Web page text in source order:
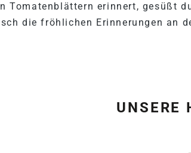
Tomatenblättern erinnert, gesüßt
die fröhlichen Erinnerungen an
UNSERE